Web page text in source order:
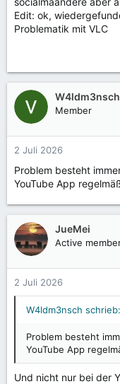
Edit: ok,
Problematik mit VLC
W4ldm3nsch
Member
2 Juli 2026
Problem besteht
YouTube App
JueMei
Active
2 Juli 2026
W4ldm3nsch schrieb:
Problem besteht
YouTube App
Und nicht nur bei der